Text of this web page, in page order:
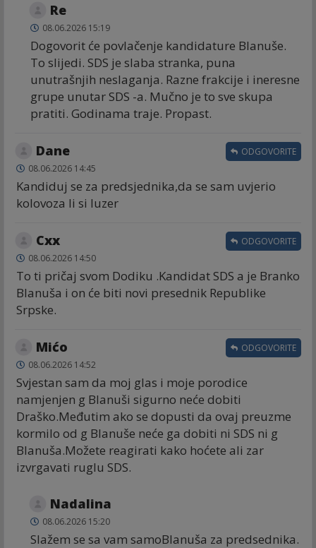
Re
08.06.2026 15:19
Dogovorit će povlačenje kandidature Blanuše.
To slijedi. SDS je slaba stranka, puna
unutrašnjih neslaganja. Razne frakcije i ineresne
grupe unutar SDS -a. Mučno je to sve skupa
pratiti. Godinama traje. Propast.
Dane
08.06.2026 14:45
Kandiduj se za predsjednika,da se sam uvjerio
kolovoza li si luzer
ODGOVORITE
Cxx
08.06.2026 14:50
To ti pričaj svom Dodiku .Kandidat SDS a je Branko
Blanuša i on će biti novi presednik Republike
Srpske.
ODGOVORITE
Mićo
08.06.2026 14:52
Svjestan sam da moj glas i moje porodice
namjenjen g Blanuši sigurno neće dobiti
Draško.Međutim ako se dopusti da ovaj preuzme
kormilo od g Blanuše neće ga dobiti ni SDS ni g
Blanuša.Možete reagirati kako hoćete ali zar
izvrgavati ruglu SDS.
ODGOVORITE
Nadalina
08.06.2026 15:20
Slažem se sa vam samoBlanuša za predsednika.